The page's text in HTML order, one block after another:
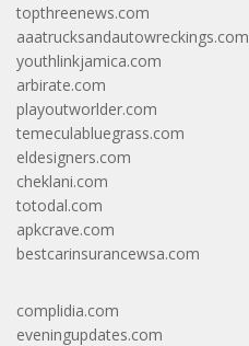
topthreenews.com
aaatrucksandautowreckings.com
youthlinkjamica.com
arbirate.com
playoutworlder.com
temeculabluegrass.com
eldesigners.com
cheklani.com
totodal.com
apkcrave.com
bestcarinsurancewsa.com
complidia.com
eveningupdates.com